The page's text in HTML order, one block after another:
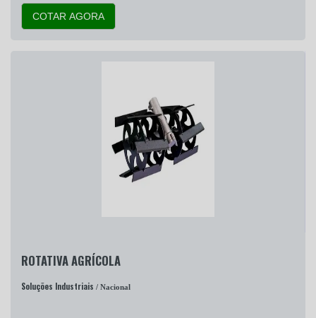
COTAR AGORA
ROTATIVA AGRÍCOLA
Soluções Industriais / Nacional